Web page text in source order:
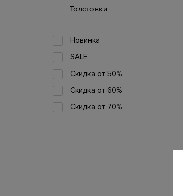
Толстовки
Новинка
SALE
Скидка от 50%
Скидка от 60%
Скидка от 70%